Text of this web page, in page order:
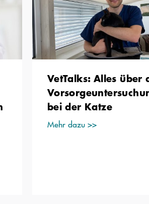
VetTalks: Alles über
bei der Katze
Mehr dazu >>